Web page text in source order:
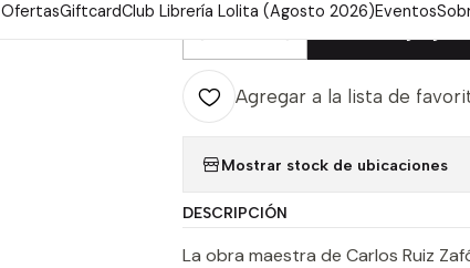
OfertasGiftcardClub Librería Lolita (Agosto 2026)Eventos
Cantidad
Agregar a la lista de
Mostrar stock de ubicaciones
DESCRIPCIÓN
La obra maestra de Carlos Ruiz